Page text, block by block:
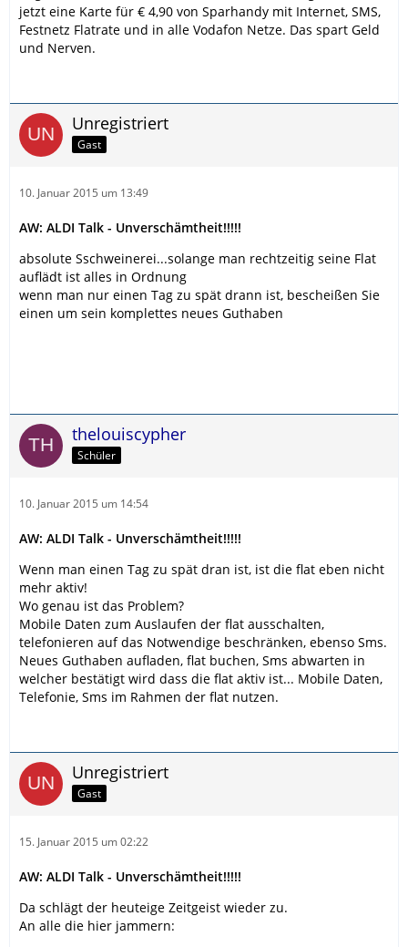
jetzt eine Karte für € 4,90 von Sparhandy mit Internet, SMS,
Festnetz Flatrate und in alle Vodafon Netze. Das spart Geld
und Nerven.
Unregistriert
Gast
10. Januar 2015 um 13:49
AW: ALDI Talk - Unverschämtheit!!!!!
absolute Sschweinerei...solange man rechtzeitig seine Flat
auflädt ist alles in Ordnung
wenn man nur einen Tag zu spät drann ist, bescheißen Sie
einen um sein komplettes neues Guthaben
thelouiscypher
Schüler
10. Januar 2015 um 14:54
AW: ALDI Talk - Unverschämtheit!!!!!
Wenn man einen Tag zu spät dran ist, ist die flat eben nicht
mehr aktiv!
Wo genau ist das Problem?
Mobile Daten zum Auslaufen der flat ausschalten,
telefonieren auf das Notwendige beschränken, ebenso Sms.
Neues Guthaben aufladen, flat buchen, Sms abwarten in
welcher bestätigt wird dass die flat aktiv ist... Mobile Daten,
Telefonie, Sms im Rahmen der flat nutzen.
Unregistriert
Gast
15. Januar 2015 um 02:22
AW: ALDI Talk - Unverschämtheit!!!!!
Da schlägt der heuteige Zeitgeist wieder zu.
An alle die hier jammern: